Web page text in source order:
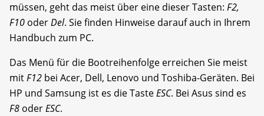
müssen, geht das meist über eine dieser Tasten: F2,
F10 oderDel. Sie finden Hinweise darauf auch in Ihrem
Handbuch zum PC.
Das Menü für die Bootreihenfolge erreichen Sie meist
mitF12 bei Acer, Dell, Lenovo und Toshiba-Geräten. Bei
HP und Samsung ist es die TasteESC. Bei Asus sind es
F8 oderESC.